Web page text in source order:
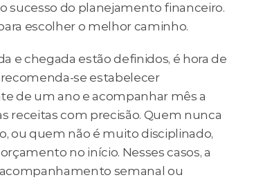
sucesso do planejamento financeiro.
escolher o melhor caminho.
e chegada estão definidos, é hora de
recomenda-se estabelecer
de um ano e acompanhar mês a
receitas com precisão. Quem nunca
ou quem não é muito disciplinado,
no início. Nesses casos, a
semanal ou